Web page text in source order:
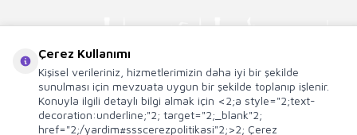
Çerez Kullanımı
Kişisel verileriniz, hizmetlerimizin daha iyi bir şekilde
sunulması için mevzuata uygun bir şekilde toplanıp işlenir.
Konuyla ilgili detaylı bilgi almak için <2;a style="2;text-
decoration:underline;"2; target="2;_blank"2;
href="2;/yardim#ssscerezpolitikasi"2;>2; Çerez